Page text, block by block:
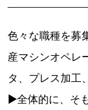
色々な職種を募
産マシンオペレ
タ、プレス加工
▶全体的に、そ